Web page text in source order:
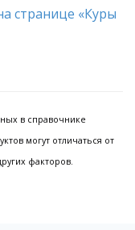
в справочнике
могут отличаться от
факторов.